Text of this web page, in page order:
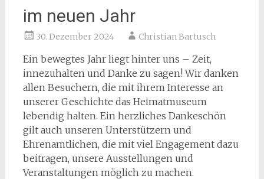
im neuen Jahr
30. Dezember 2024 Christian Bartusch
Ein bewegtes Jahr liegt hinter uns – Zeit,
innezuhalten und Danke zu sagen! Wir danken
allen Besuchern, die mit ihrem Interesse an
unserer Geschichte das Heimatmuseum
lebendig halten. Ein herzliches Dankeschön
gilt auch unseren Unterstützern und
Ehrenamtlichen, die mit viel Engagement dazu
beitragen, unsere Ausstellungen und
Veranstaltungen möglich zu machen.